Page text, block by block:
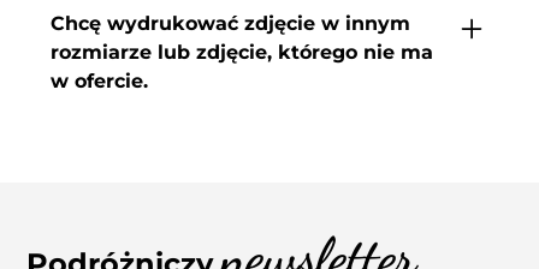
w obecności kuriera, sporządź raport do
reklamacji i skontaktuj się z nami.
Jeśli zamówione wydruki będą uszkodzone
Chcę wydrukować zdjęcie w innym
rozmiarze lub zdjęcie, którego nie ma
w ofercie.
się z nami mailowo – pomożemy! Niektóre